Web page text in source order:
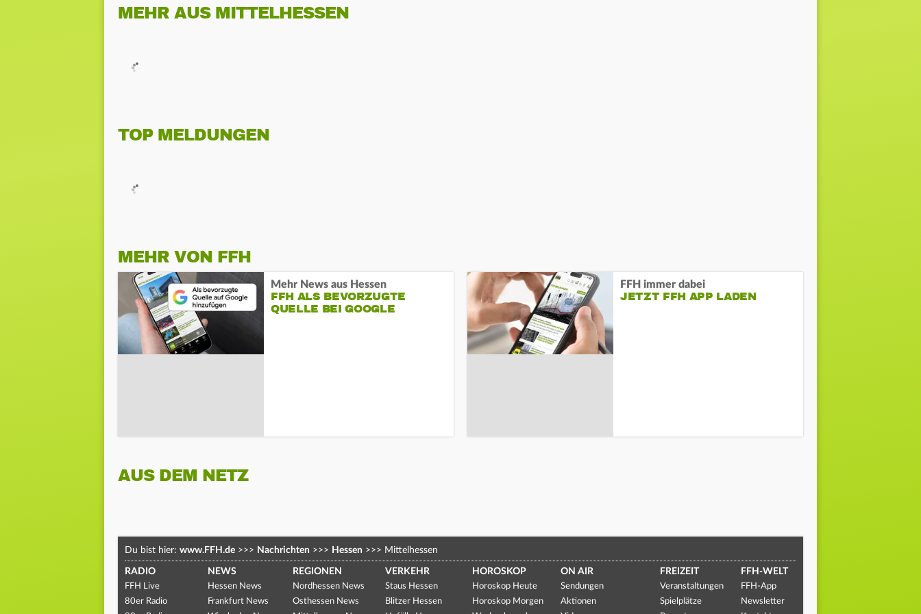
MEHR AUS MITTELHESSEN
TOP MELDUNGEN
MEHR VON FFH
Mehr News aus Hessen
FFH ALS BEVORZUGTE
QUELLE BEI GOOGLE
FFH immer dabei
JETZT FFH APP LADEN
AUS DEM NETZ
Du bist hier: www.FFH.de >>> Nachrichten >>> Hessen >>> Mittelhessen
RADIO
FFH Live
80er Radio
NEWS
Hessen News
Frankfurt News
REGIONEN
Nordhessen News
Osthessen News
VERKEHR
Staus Hessen
Blitzer Hessen
HOROSKOP
Horoskop Heute
Horoskop Morgen
ON AIR
Sendungen
Aktionen
FREIZEIT
Veranstaltungen
Spielplätze
FFH-WELT
FFH-App
Newsletter